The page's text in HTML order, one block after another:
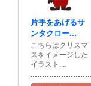
片手をあげるサ
ンタクロー...
こちらはクリスマ
スをイメージした
イラスト...